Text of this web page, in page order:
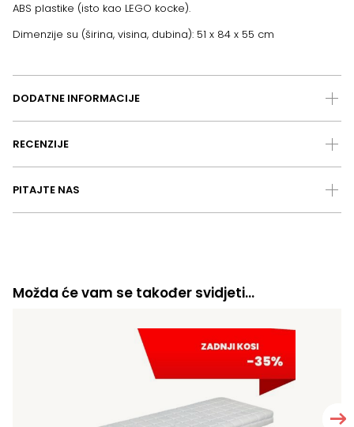
ABS plastike (isto kao LEGO kocke).
Dimenzije su (širina, visina, dubina): 51 x 84 x 55 cm
DODATNE INFORMACIJE
RECENZIJE
PITAJTE NAS
Možda će vam se također svidjeti…